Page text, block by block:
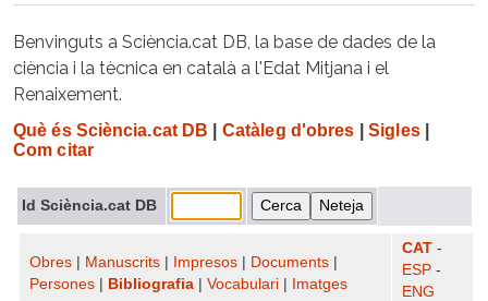
Benvinguts a Sciència.cat DB, la base de dades de la
ciència i la tècnica en català a l'Edat Mitjana i el
Renaixement.
Què és Sciència.cat DB Catàleg d'obres Sigles|
Com citar
Id Sciència.cat DB
Obres Manuscrits Impresos Documents
Persones
Bibliografia Vocabulari Imatges
CAT -
ESP -
ENG